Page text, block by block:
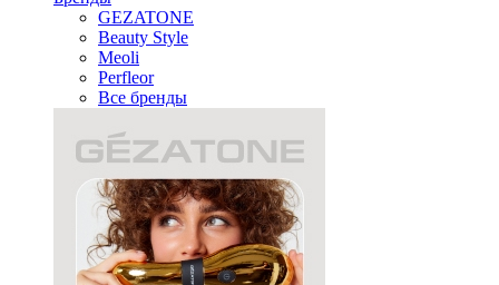
GEZATONE
Beauty Style
Meoli
Perfleor
Все бренды